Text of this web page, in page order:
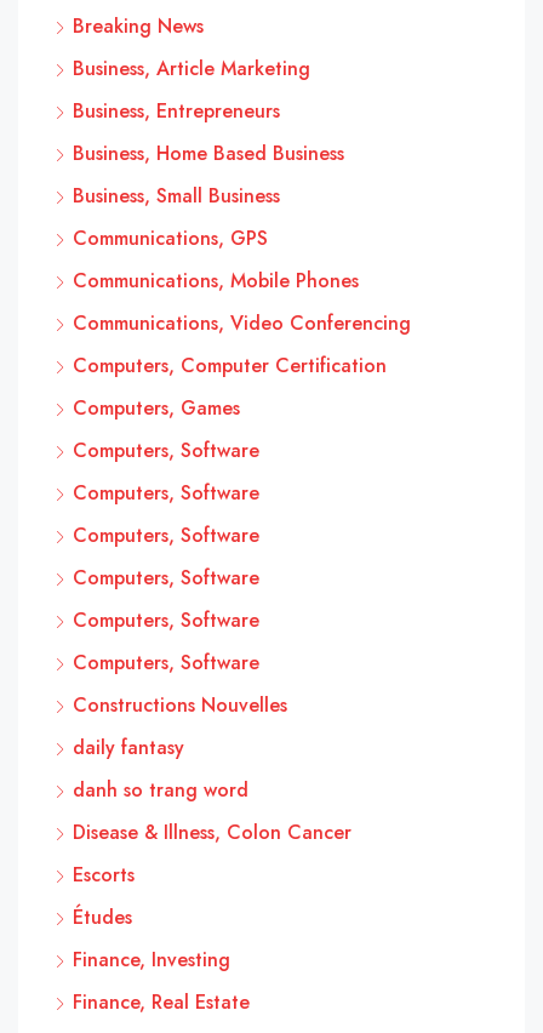
Breaking News
Business, Article Marketing
Business, Entrepreneurs
Business, Home Based Business
Business, Small Business
Communications, GPS
Communications, Mobile Phones
Communications, Video Conferencing
Computers, Computer Certification
Computers, Games
Computers, Software
Computers, Software
Computers, Software
Computers, Software
Computers, Software
Computers, Software
Constructions Nouvelles
daily fantasy
danh so trang word
Disease & Illness, Colon Cancer
Escorts
Études
Finance, Investing
Finance, Real Estate